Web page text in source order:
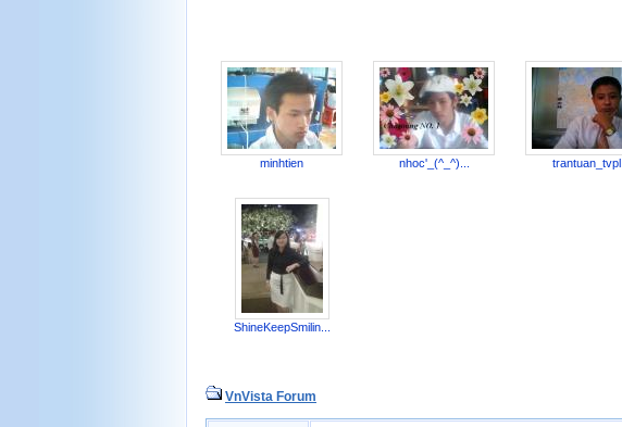
minhtien nhoc'_(^_^)... trantuan_tvpl
ShineKeepSmilin...
VnVista Forum